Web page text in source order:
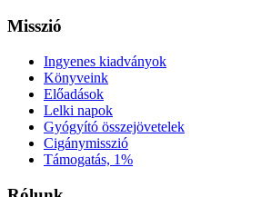
Misszió
Ingyenes kiadványok
Könyveink
Előadások
Lelki napok
Gyógyító összejövetelek
Cigánymisszió
Támogatás, 1%